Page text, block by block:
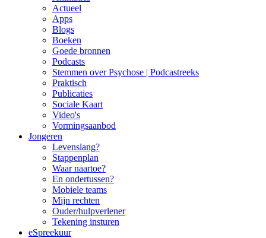
Actueel
Apps
Blogs
Boeken
Goede bronnen
Podcasts
Stemmen over Psychose | Podcastreeks
Praktisch
Publicaties
Sociale Kaart
Video's
Vormingsaanbod
Jongeren
Levenslang?
Stappenplan
Waar naartoe?
En ondertussen?
Mobiele teams
Mijn rechten
Ouder/hulpverlener
Tekening insturen
eSpreekuur